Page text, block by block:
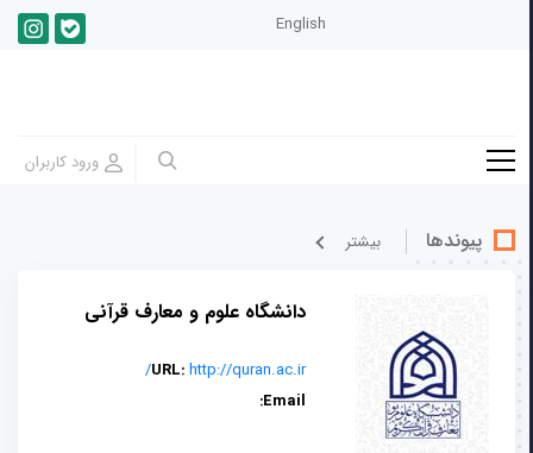
English
پیوندها بيشتر
دانشگاه علوم و معارف قرآنی
URL:http://quran.ac.ir/
Email: